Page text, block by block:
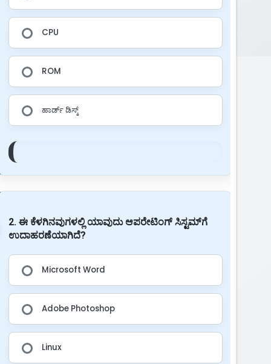
CPU
ROM
ಹಾರ್ಡ್ ಡಿಸ್ಕ್
2. ಈ ಕೆಳಗಿನವುಗಳಲ್ಲಿ ಯಾವುದು ಆಪರೇಟಿಂಗ್ ಸಿಸ್ಟಮ್‌ಗೆ
ಉದಾಹರಣೆಯಾಗಿದೆ?
Microsoft Word
Adobe Photoshop
Linux